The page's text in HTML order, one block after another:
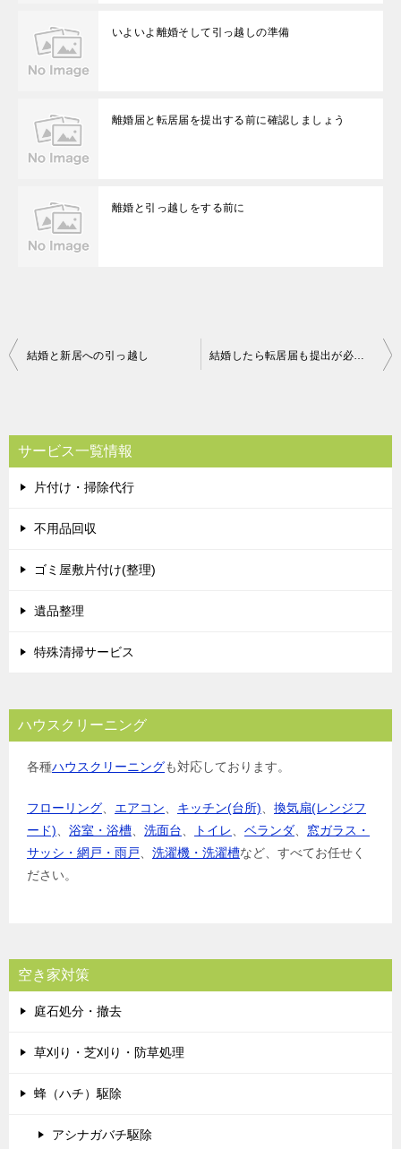
いよいよ離婚そして引っ越しの準備
離婚届と転居届を提出する前に確認しましょう
離婚と引っ越しをする前に
投
ビ
ゲ
ー
シ
結婚と新居への引っ越し 結婚したら転居届も提出が必要です
サービス一覧情報
片付け・掃除代行
不用品回収
ゴミ屋敷片付け(整理)
遺品整理
特殊清掃サービス
ハウスクリーニング
各種ハウスクリーニングも対応しております。
フローリング エアコン キッチン(台所)
換気扇(レンジフ
ード)
浴室・浴槽 洗面台 トイレ ベランダ
窓ガラス・
サッシ・網戸・雨戸
洗濯機・洗濯槽など、すべてお任せく
ださい。
空き家対策
庭石処分・撤去
草刈り・芝刈り・防草処理
蜂（ハチ）駆除
アシナガバチ駆除